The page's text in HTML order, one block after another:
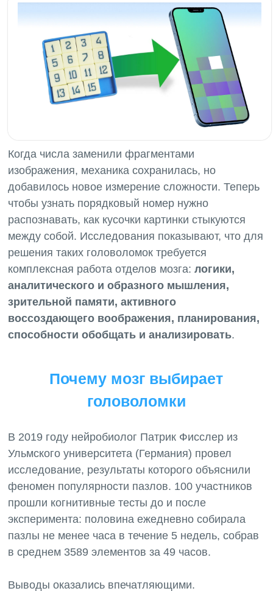
Когда числа заменили фрагментами
изображения, механика сохранилась, но
добавилось новое измерение сложности. Теперь
чтобы узнать порядковый номер нужно
распознавать, как кусочки картинки стыкуются
между собой. Исследования показывают, что для
решения таких головоломок требуется
комплексная работа отделов мозга:логики,
аналитического и образного мышления,
зрительной памяти, активного
воссоздающего воображения, планирования,
способности обобщать и анализировать
Почему мозг выбирает
головоломки
В 2019 году нейробиолог Патрик Фисслер из
Ульмского университета (Германия) провел
исследование, результаты которого объяснили
феномен популярности пазлов. 100 участников
прошли когнитивные тесты до и после
эксперимента: половина ежедневно собирала
пазлы не менее часа в течение 5 недель, собрав
в среднем 3589 элементов за 49 часов.
Выводы оказались впечатляющими.